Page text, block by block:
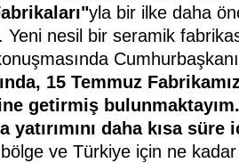
yla bir ilke daha
Yeni nesil bir seramik
Cumhurbaşkanı
15 Temmuz
getirmiş bulunmaktayım.
daha kısa süre
bölge ve Türkiye için ne